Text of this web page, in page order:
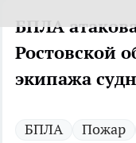
БПЛА
Ростовской
экипажа
БПЛА Пожар